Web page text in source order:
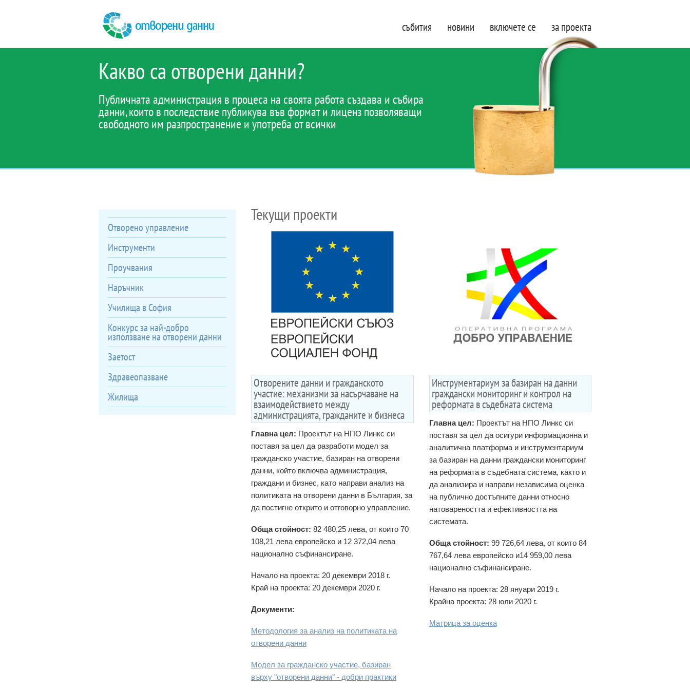
за проекта
включете се
новини
събития
Какво са отворени данни?
Публичната администрация в процеса на своята работа създава и събира
данни, които в последствие публикува във формат и лиценз позволяващи
свободното им разпространение и употреба от всички
Текущи проекти
Отворените данни и гражданското
участие: механизми за насърчаване на
взаимодействието между
администрацията, гражданите и бизнеса
Главна цел: Проектът на НПО Линкс си
поставя за цел да разработи модел за
гражданско участие, базиран на отворени
данни, който включва администрация,
граждани и бизнес, като направи анализ на
политиката на отворени данни в България, за
да постигне открито и отговорно управление.
Обща стойност: 82 480,25 лева, от които 70
108,21 лева европейско и 12 372,04 лева
национално съфинансиране.
Начало на проекта: 20 декември 2018 г.
Край на проекта: 20 декември 2020 г.
Документи:
Методология за анализ на политиката на
отворени данни
Модел за гражданско участие, базиран
върху "отворени данни" - добри практики
Инструментариум за базиран на данни
граждански мониторинг и контрол на
реформата в съдебната система
Главна цел: Проектът на НПО Линкс си
поставя за цел да осигури информационна и
аналитична платформа и инструментариум
за базиран на данни граждански мониторинг
на реформата в съдебната система, както и
да анализира и направи независима оценка
на публично достъпните данни относно
натовареността и ефективността на
системата.
Обща стойност: 99 726,64 лева, от които 84
767,64 лева европейско и14 959,00 лева
национално съфинансиране.
Начало на проекта: 28 януари 2019 г.
Крайна проекта: 28 юли 2020 г.
Матрица за оценка
Отворено управление
Инструменти
Проучвания
Наръчник
Училища в София
Конкурс за най-добро
използване на отворени данни
Заетост
Здравеопазване
Жилища